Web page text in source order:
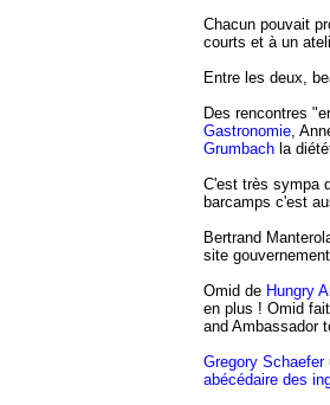
Chacun pouvait
courts et à un
Entre les deux,
Des rencontres
Gastronomie,
Grumbach la
C'est très sympa
barcamps c'est
Bertrand
site
Omid de Hungry
en plus ! Omid
and Ambassador
Gregory Schaefer
abécédaire des